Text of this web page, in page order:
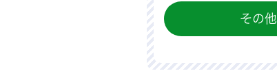
その他